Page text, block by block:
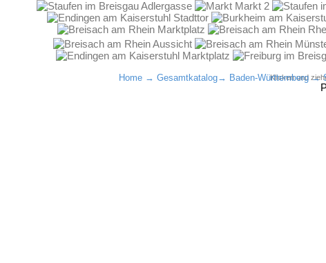
Klicken und
Home→ Gesamtkatalog→ Baden-Württemberg→